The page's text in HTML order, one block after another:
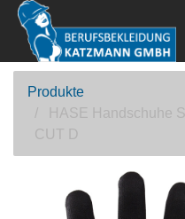
Produkte
HASE Handschuhe
CUT D